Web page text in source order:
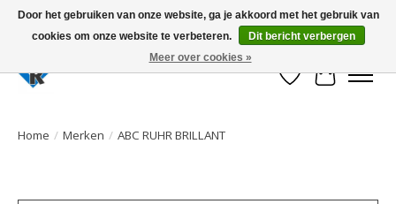
Large selection of products and fast shipping!
Verlanglijst
Home / Merken / ABC RUHR BRILLANT
Door het gebruiken van onze website, ga je akkoord met het gebruik van
cookies om onze website te verbeteren.
Dit bericht verbergen
Meer over cookies »